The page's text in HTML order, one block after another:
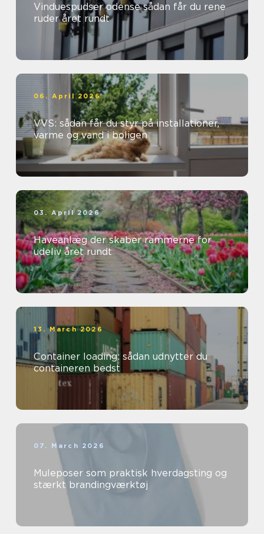
Vinduespudser odense sådan får du rene
ruder året rundt
06. April 2026
VVS: sådan får du styr på installationer,
varme og vand i boligen
03. April 2026
Haveanlæg der skaber rammerne for
udeliv året rundt
13. March 2026
Container loading: sådan udnytter du
containeren bedst
07. March 2026
Muleposer som praktisk hverdagsting og
stærkt brandingværktøj